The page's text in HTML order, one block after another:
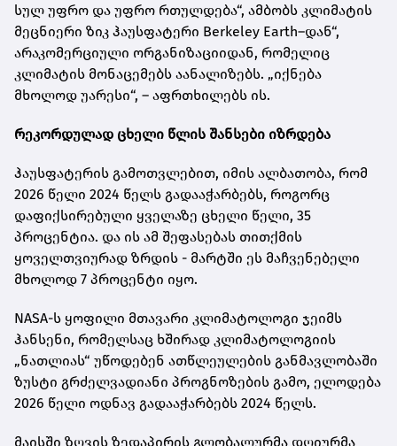
სულ უფრო და უფრო რთულდება“, ამბობს კლიმატის
მეცნიერი ზიკ ჰაუსფატერი Berkeley Earth–დან“,
არაკომერციული ორგანიზაციიდან, რომელიც
კლიმატის მონაცემებს აანალიზებს. „იქნება
მხოლოდ უარესი“, – აფრთხილებს ის.
რეკორდულად ცხელი წლის შანსები იზრდება
ჰაუსფატერის გამოთვლებით, იმის ალბათობა, რომ
2026 წელი 2024 წელს გადააჭარბებს, როგორც
დაფიქსირებული ყველაზე ცხელი წელი, 35
პროცენტია. და ის ამ შეფასებას თითქმის
ყოველთვიურად ზრდის - მარტში ეს მაჩვენებელი
მხოლოდ 7 პროცენტი იყო.
NASA-ს ყოფილი მთავარი კლიმატოლოგი ჯეიმს
ჰანსენი, რომელსაც ხშირად კლიმატოლოგიის
„ნათლიას“ უწოდებენ ათწლეულების განმავლობაში
ზუსტი გრძელვადიანი პროგნოზების გამო, ელოდება
2026 წელი ოდნავ გადააჭარბებს 2024 წელს.
მაისში ზღვის ზედაპირის გლობალურმა დღიურმა